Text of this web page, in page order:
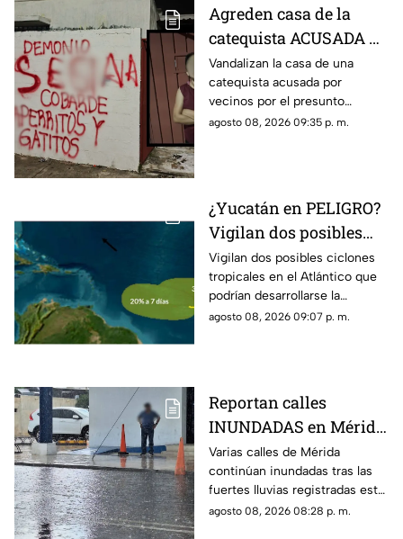
Agreden casa de la
catequista ACUSADA de
maltrato animal en
Piedra de Agua; así
quedó la vivienda
Vandalizan la casa de una
catequista acusada por
vecinos por el presunto
envenenamiento de mascotas
agosto 08, 2026 09:35 p. m.
¿Yucatán en PELIGRO?
Vigilan dos posibles
ciclones en el Atlantico;
esto se sabe
Vigilan dos posibles ciclones
tropicales en el Atlántico que
podrían desarrollarse la
próxima semana y más de uno
agosto 08, 2026 09:07 p. m.
Reportan calles
INUNDADAS en Mérida
tras fuertes lluvias de
hoy, sábado 8 de agosto
Varias calles de Mérida
continúan inundadas tras las
fuertes lluvias registradas este
sábado, afectando el tránsito
agosto 08, 2026 08:28 p. m.